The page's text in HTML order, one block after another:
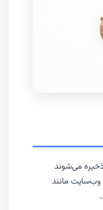
می‌شوند
وب‌سایت مانند